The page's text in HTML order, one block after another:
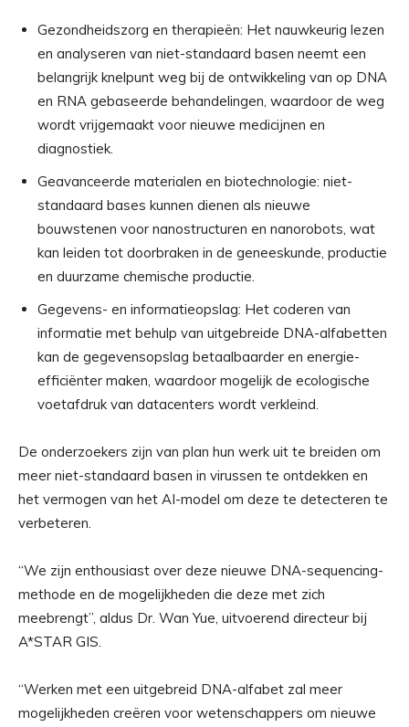
Gezondheidszorg en therapieën: Het nauwkeurig lezen
en analyseren van niet-standaard basen neemt een
belangrijk knelpunt weg bij de ontwikkeling van op DNA
en RNA gebaseerde behandelingen, waardoor de weg
wordt vrijgemaakt voor nieuwe medicijnen en
diagnostiek.
Geavanceerde materialen en biotechnologie: niet-
standaard bases kunnen dienen als nieuwe
bouwstenen voor nanostructuren en nanorobots, wat
kan leiden tot doorbraken in de geneeskunde, productie
en duurzame chemische productie.
Gegevens- en informatieopslag: Het coderen van
informatie met behulp van uitgebreide DNA-alfabetten
kan de gegevensopslag betaalbaarder en energie-
efficiënter maken, waardoor mogelijk de ecologische
voetafdruk van datacenters wordt verkleind.
De onderzoekers zijn van plan hun werk uit te breiden om
meer niet-standaard basen in virussen te ontdekken en
het vermogen van het AI-model om deze te detecteren te
verbeteren.
“We zijn enthousiast over deze nieuwe DNA-sequencing-
methode en de mogelijkheden die deze met zich
meebrengt”, aldus Dr. Wan Yue, uitvoerend directeur bij
A*STAR GIS.
“Werken met een uitgebreid DNA-alfabet zal meer
mogelijkheden creëren voor wetenschappers om nieuwe